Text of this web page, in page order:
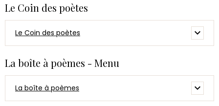
Le Coin des poètes
Le Coin des poètes
La boîte à poèmes - Menu
La boîte à poèmes